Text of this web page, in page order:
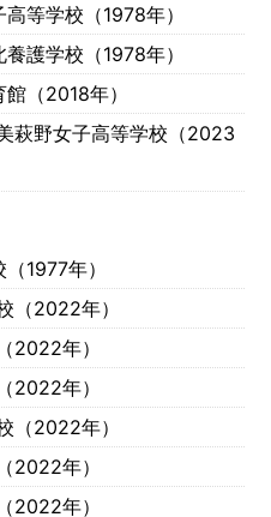
高等学校（1978年）
養護学校（1978年）
館（2018年）
萩野女子高等学校（2023
1977年）
（2022年）
2022年）
2022年）
（2022年）
2022年）
2022年）